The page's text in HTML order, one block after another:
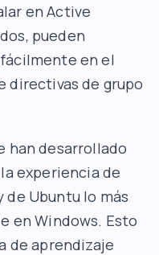
en Active
pueden
en el
directivas de grupo
han desarrollado
experiencia de
Ubuntu lo más
en Windows. Esto
de aprendizaje